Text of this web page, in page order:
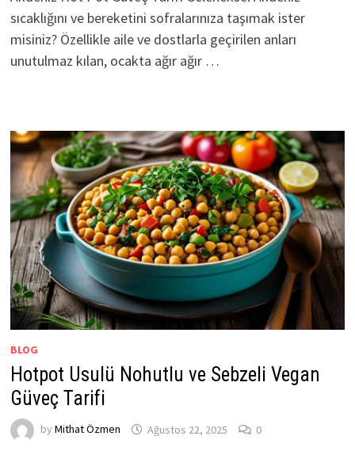
sıcaklığını ve bereketini sofralarınıza taşımak ister
misiniz? Özellikle aile ve dostlarla geçirilen anları
unutulmaz kılan, ocakta ağır ağır …
BLOG
Hotpot Usulü Nohutlu ve Sebzeli Vegan
Güveç Tarifi
by Mithat Özmen Ağustos 22, 2025 0